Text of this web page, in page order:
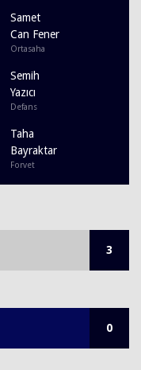
Samet
Can Fener
Ortasaha
Semih
Yazıcı
Defans
Taha
Bayraktar
Forvet
3
0